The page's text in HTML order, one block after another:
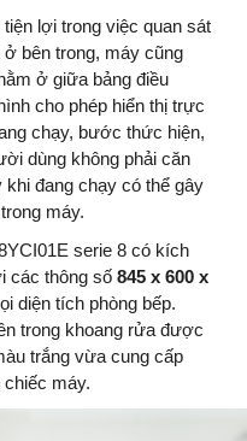
lợi trong việc quan sát
bên trong, máy cũng
ở giữa bảng điều
cho phép hiển thị trực
chạy, bước thức hiện,
dùng không phải căn
đang chạy có thể gây
máy.
serie 8 có kích
các thông số 845 x 600 x
diện tích phòng bếp.
trong khoang rửa được
trắng vừa cung cấp
máy.